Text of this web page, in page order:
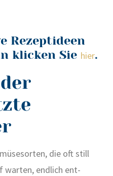
Rezeptideen
klicken Sie hier.
die oft still
war­ten, end­lich ent­